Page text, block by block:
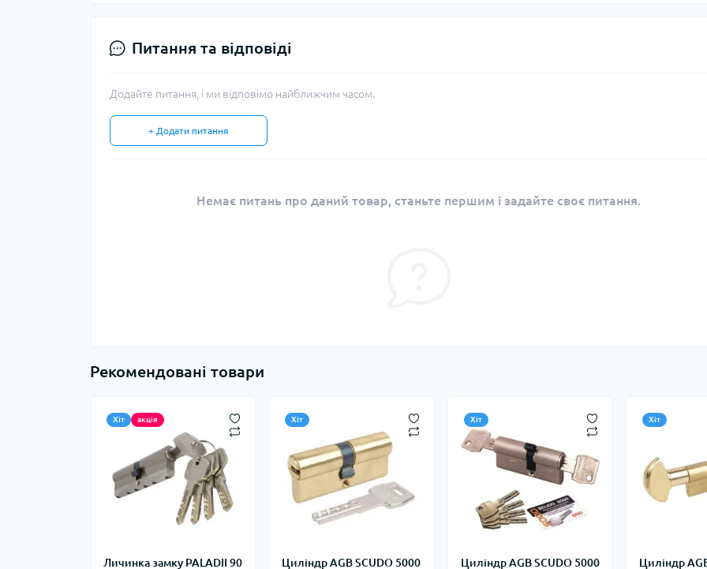
Питання та відповіді
Додайте питання, і ми відповімо найближчим часом.
+ Додати питання
Немає питань про даний товар, станьте першим і задайте своє питання.
Рекомендовані товари
Хіт акція
Личинка замку PALADII 90
Хіт
Циліндр AGB SCUDO 5000
Хіт
Циліндр AGB SCUDO 5000
Хіт
Циліндр